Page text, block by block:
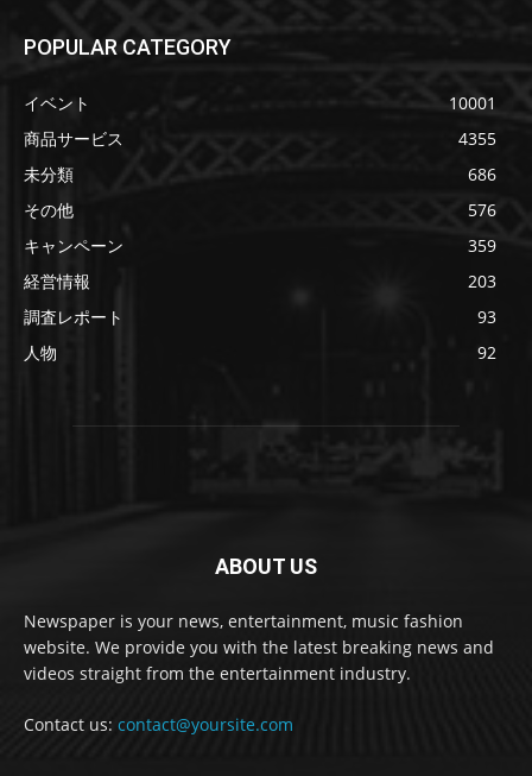
POPULAR CATEGORY
イベント
10001
商品サービス
4355
未分類
686
その他
576
キャンペーン
359
経営情報
203
調査レポート
93
人物
92
ABOUT US
Newspaper is your news, entertainment, music fashion
website. We provide you with the latest breaking news and
videos straight from the entertainment industry.
Contact us: contact@yoursite.com